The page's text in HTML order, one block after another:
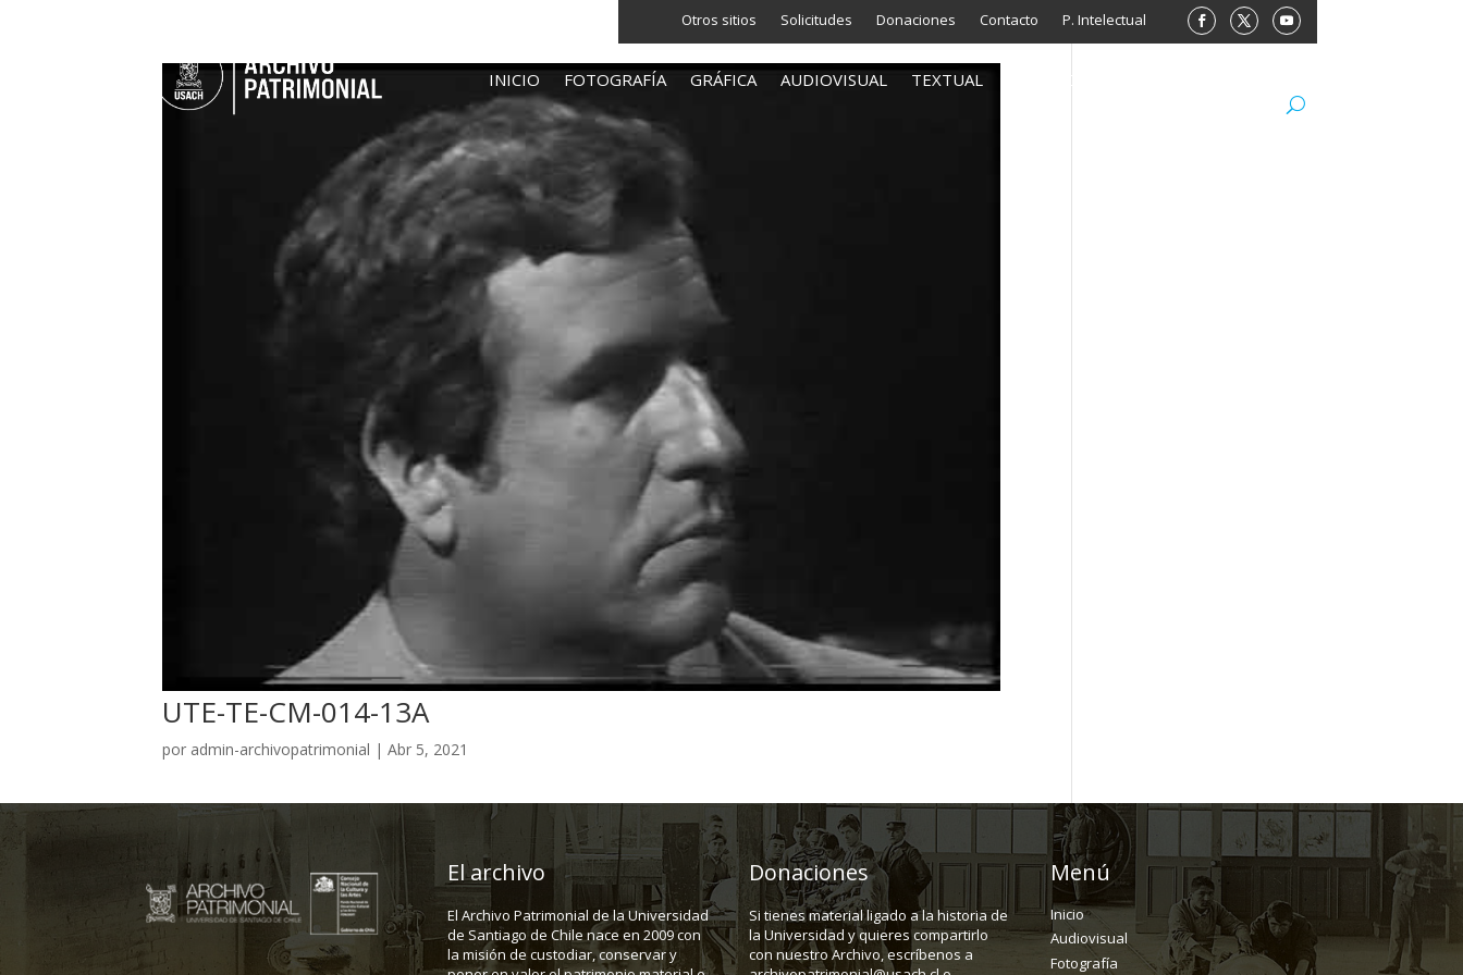
Otros sitios Solicitudes Donaciones Contacto P. Intelectual
INICIO FOTOGRAFÍA GRÁFICA AUDIOVISUAL TEXTUAL ARCHIVO
UTE-TE-CM-014-13A
por admin-archivopatrimonial |Abr 5, 2021
El archivo
El Archivo Patrimonial de la Universidad
de Santiago de Chile nace en 2009 con
la misión de custodiar, conservar y
Donaciones
Si tienes material ligado a la historia de
la Universidad y quieres compartirlo
con nuestro Archivo, escríbenos a
Menú
Inicio
Audiovisual
Fotografía